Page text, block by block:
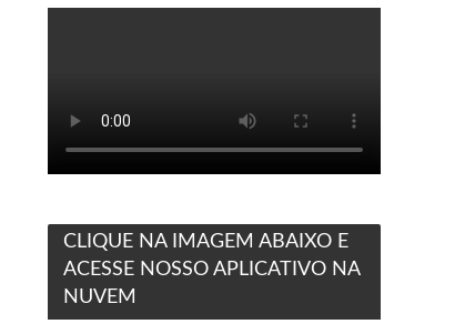
CLIQUE NA IMAGEM ABAIXO E
ACESSE NOSSO APLICATIVO NA
NUVEM